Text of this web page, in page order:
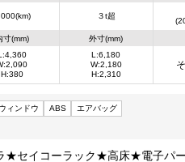
３t超
寸(mm)
H:380
外寸(mm)
L:6,180
W:2,180
H:2,310
ィンドウ ABS エアバッグ
★セイコーラック★高床★電子パ